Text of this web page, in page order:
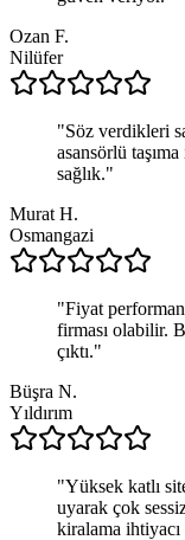
Ozan F.
Nilüfer
"Söz verdikleri
asansörlü
sağlık."
Murat H.
Osmangazi
"Fiyat
firması olabilir.
çıktı."
Büşra N.
Yıldırım
"Yüksek katlı
uyarak çok
kiralama ihtiyacı